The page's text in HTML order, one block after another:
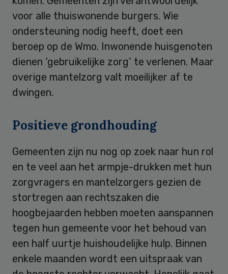
voor alle thuiswonende burgers. Wie
ondersteuning nodig heeft, doet een
beroep op de Wmo. Inwonende huisgenoten
dienen ‘gebruikelijke zorg’ te verlenen. Maar
overige mantelzorg valt moeilijker af te
dwingen.
Positieve grondhouding
Gemeenten zijn nu nog op zoek naar hun rol
en te veel aan het armpje-drukken met hun
zorgvragers en mantelzorgers gezien de
stortregen aan rechtszaken die
hoogbejaarden hebben moeten aanspannen
tegen hun gemeente voor het behoud van
een half uurtje huishoudelijke hulp. Binnen
enkele maanden wordt een uitspraak van